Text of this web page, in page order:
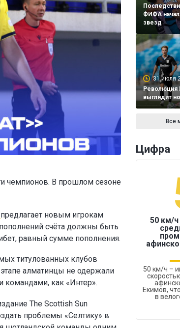
чемпионов. В прошлом сезоне
предлагает новым игрокам
счёта должны быть
равный сумме пополнения.
титулованных клубов
алматинцы не одержали
командами, как «Интер».
The Scottish Sun
проблемы «Селтику» в
ФИФА
звезд
31 июля
Революция
выглядит
Все
Цифра
50 км/ч
50 км/ч –
Екимов,
в